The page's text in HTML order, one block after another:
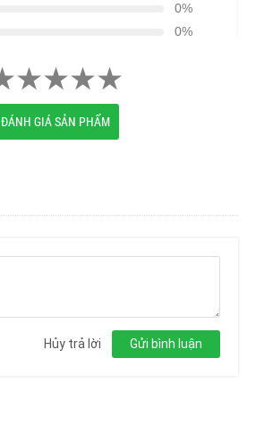
0%
0%
ĐÁNH GIÁ SẢN PHẨM
Gửi bình luận
Hủy trả lời